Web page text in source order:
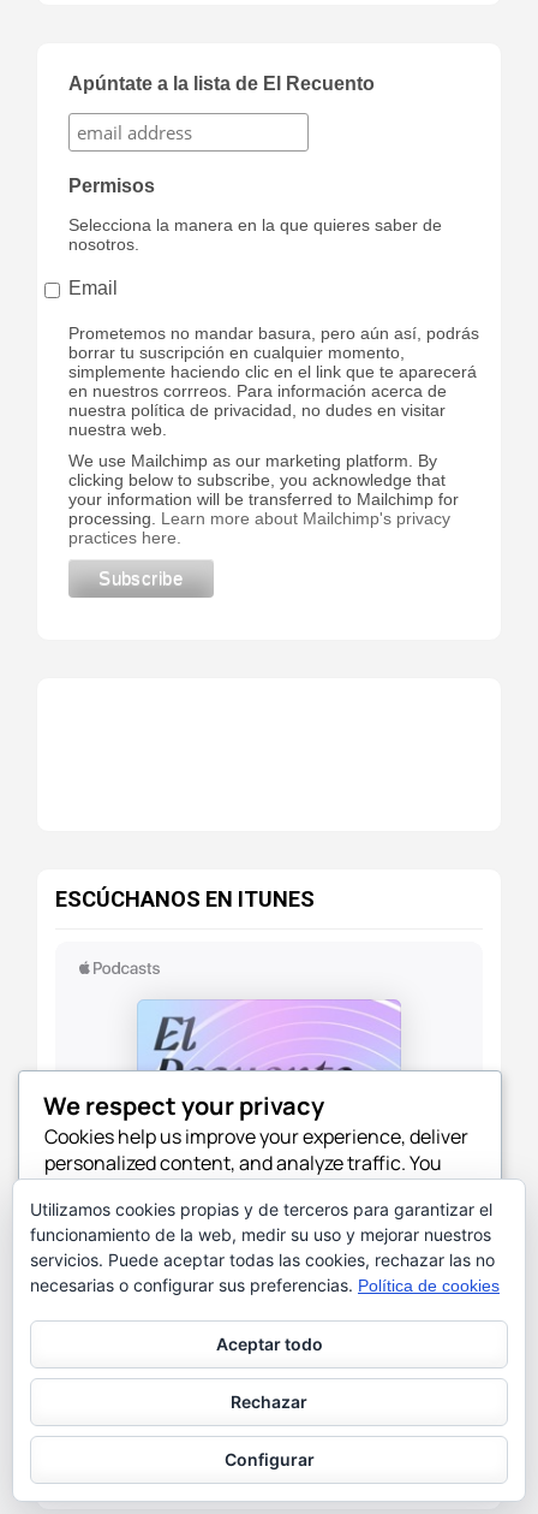
Apúntate a la lista de El Recuento
Permisos
Selecciona la manera en la que quieres saber de
nosotros.
Email
Prometemos no mandar basura, pero aún así, podrás
borrar tu suscripción en cualquier momento,
simplemente haciendo clic en el link que te aparecerá
en nuestros corrreos. Para información acerca de
nuestra política de privacidad, no dudes en visitar
nuestra web.
We use Mailchimp as our marketing platform. By
clicking below to subscribe, you acknowledge that
your information will be transferred to Mailchimp for
processing. Learn more about Mailchimp's privacy
practices here.
ESCÚCHANOS EN ITUNES
We respect your privacy
Cookies help us improve your experience, deliver
personalized content, and analyze traffic. You
Customize. ClickAccept Allto consent or
Reject Allto decline non-essential cookies.
Customize
Reject All
Accept All
Powered by
Utilizamos cookies propias y de terceros para garantizar el
funcionamiento de la web, medir su uso y mejorar nuestros
servicios. Puede aceptar todas las cookies, rechazar las no
necesarias o configurar sus preferencias. Política de cookies
Aceptar todo
Rechazar
Configurar